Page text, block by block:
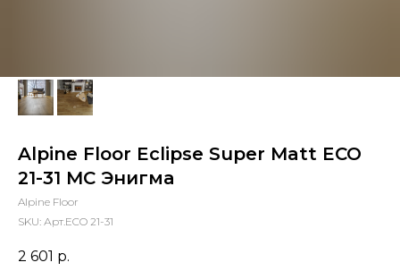
Alpine Floor Eclipse Super Matt ECO
21-31 MC Энигма
Alpine Floor
SKU: Арт.ECO 21-31
2 601 р.